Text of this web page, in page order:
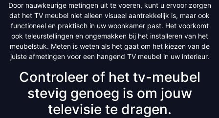
Door nauwkeurige metingen uit te voeren, kunt u ervoor zorgen
dat het TV meubel niet alleen visueel aantrekkelijk is, maar ook
functioneel en praktisch in uw woonkamer past. Het voorkomt
ook teleurstellingen en ongemakken bij het installeren van het
meubelstuk. Meten is weten als het gaat om het kiezen van de
juiste afmetingen voor een hangend TV meubel in uw interieur.
Controleer of het tv-meubel
stevig genoeg is om jouw
televisie te dragen.